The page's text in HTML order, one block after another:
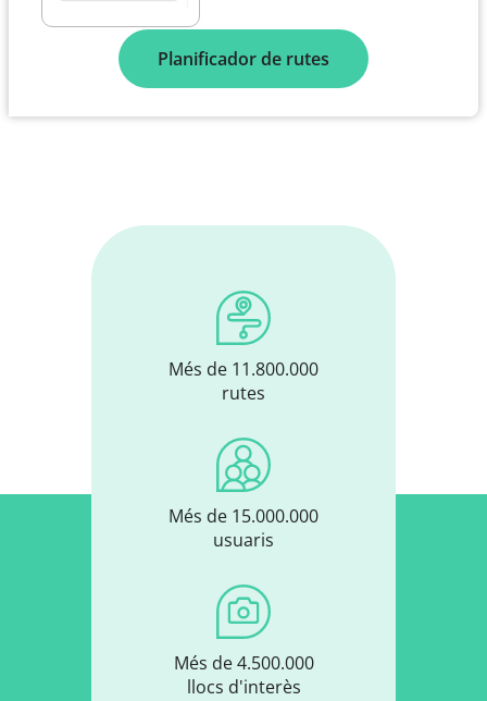
Planificador de rutes
Més de 11.800.000
rutes
Més de 15.000.000
usuaris
Més de 4.500.000
llocs d'interès